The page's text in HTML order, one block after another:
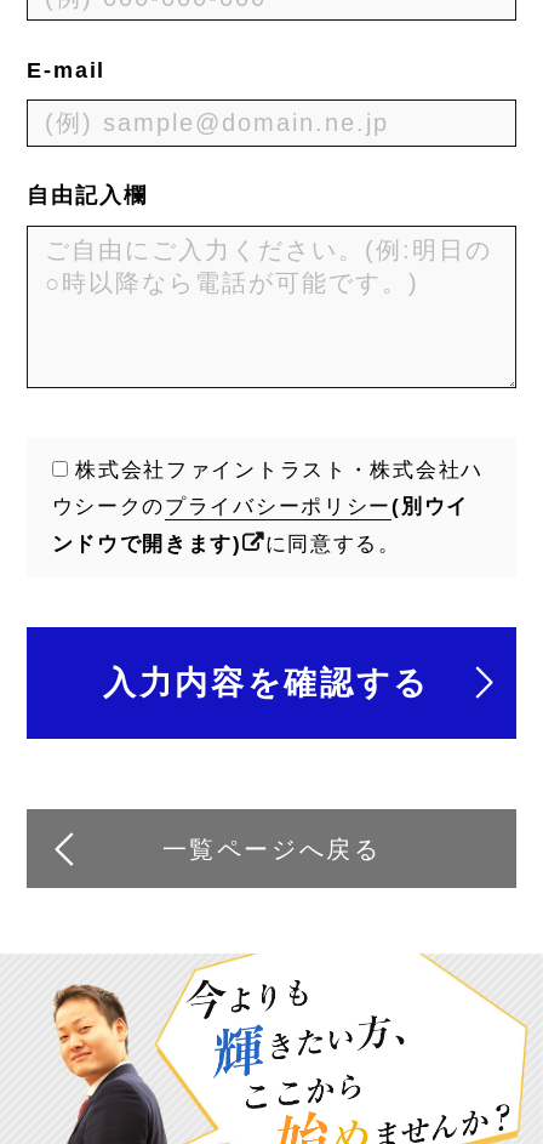
E-mail
自由記入欄
株式会社ファイントラスト・株式会社ハ
ウシークのプライバシーポリシー(別ウイ
ンドウで開きます)
に同意する。
一覧ページへ戻る